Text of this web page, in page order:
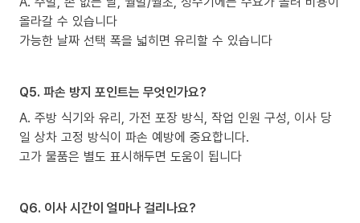
올라갈 수 있습니다
가능한 날짜 선택 폭을 넓히면 유리할 수 있습니다
Q5. 파손 방지 포인트는 무엇인가요?
A. 주방 식기와 유리, 가전 포장 방식, 작업 인원 구성, 이사 당
일 상차 고정 방식이 파손 예방에 중요합니다.
고가 물품은 별도 표시해두면 도움이 됩니다
Q6. 이사 시간이 얼마나 걸리나요?